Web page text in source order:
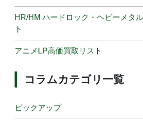
HR/HM ハードロック・ヘビーメタ
ト
アニメLP高価買取リスト
コラムカテゴリ一覧
ピックアップ